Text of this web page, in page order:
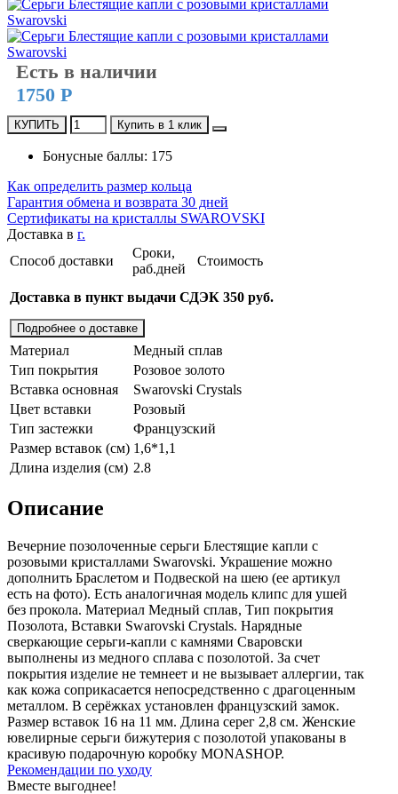
Есть в наличии
1750 Р
КУПИТЬ Купить в 1 клик
Бонусные баллы: 175
Как определить размер кольца
Гарантия обмена и возврата 30 дней
Сертификаты на кристаллы SWAROVSKI
Доставка в г.
Способ доставки
Сроки,
раб.дней
Стоимость
Доставка в пункт выдачи СДЭК 350 руб.
Подробнее о доставке
Материал
Медный сплав
Тип покрытия
Розовое золото
Вставка основная
Swarovski Crystals
Цвет вставки
Розовый
Тип застежки
Французский
Размер вставок (см) 1,6*1,1
Длина изделия (см) 2.8
Описание
Вечерние позолоченные серьги Блестящие капли с
розовыми кристаллами Swarovski. Украшение можно
дополнить Браслетом и Подвеской на шею (ее aртикул
есть на фoто). Есть аналогичная модель клипс для ушей
без прокола. Материал Медный сплав, Тип покрытия
Позолота, Вставки Swarovski Crystals. Нарядные
сверкающие серьги-капли с камнями Сваровски
выполнены из медного сплава с позолотой. За счет
покрытия изделие не темнеет и не вызывает аллергии, так
как кожа соприкасается непосредственно с драгоценным
металлом. В серёжках установлен французский замок.
Размер вставок 16 на 11 мм. Длина серег 2,8 см. Женские
ювелирные серьги бижутерия с позолотой упакованы в
красивую подарочную коробку MONASHOP.
Рекомендации по уходу
Вместе выгоднее!